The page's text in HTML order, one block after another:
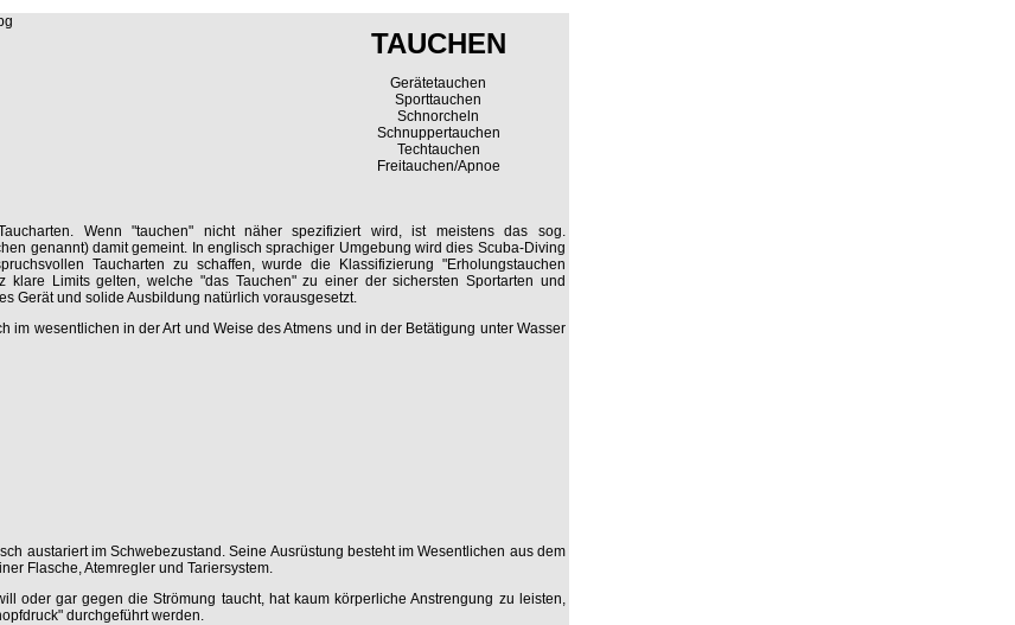
TAUCHEN
Gerätetauchen
Sporttauchen
Schnorcheln
Schnuppertauchen
Techtauchen
Freitauchen/Apnoe
Wenn "tauchen" nicht näher spezifiziert wird, ist meistens das sog.
genannt) damit gemeint. In englisch sprachiger Umgebung wird dies Scuba-Diving
Taucharten zu schaffen, wurde die Klassifizierung "Erholungstauchen
klare Limits gelten, welche "das Tauchen" zu einer der sichersten Sportarten und
Gerät und solide Ausbildung natürlich vorausgesetzt.
im wesentlichen in der Art und Weise des Atmens und in der Betätigung unter Wasser
austariert im Schwebezustand. Seine Ausrüstung besteht im Wesentlichen aus dem
Flasche, Atemregler und Tariersystem.
oder gar gegen die Strömung taucht, hat kaum körperliche Anstrengung zu leisten,
durchgeführt werden.